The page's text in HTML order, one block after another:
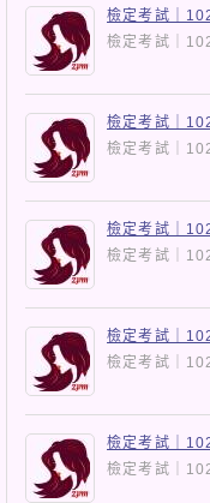
檢定考試｜
檢定考試｜
檢定考試｜
檢定考試｜
檢定考試｜
檢定考試｜
檢定考試｜
檢定考試｜
檢定考試｜
檢定考試｜